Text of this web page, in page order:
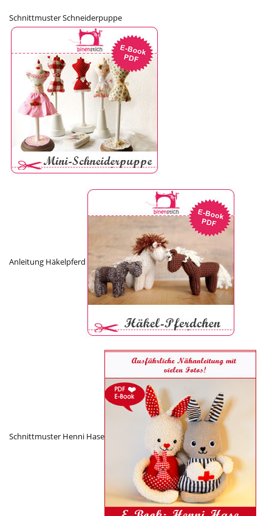
Schnittmuster Schneiderpuppe
Anleitung Häkelpferd
Schnittmuster Henni Hase